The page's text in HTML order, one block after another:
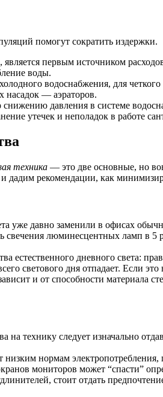
помогут сократить издержки.
первым источником
воды.
водоснабжения, для
насадок — аэраторов.
давления в системе
утечек и неполадок в работе
техника — это две основные, но
дадим рекомендации, как
уже давно заменили в офисах
свечения люминесцентных ламп в
естественного дневного света:
светового дня отпадает. Если
и от способности материала
на технику следует изначально
низким нормам
мониторов может “спасти”
стоит отдать